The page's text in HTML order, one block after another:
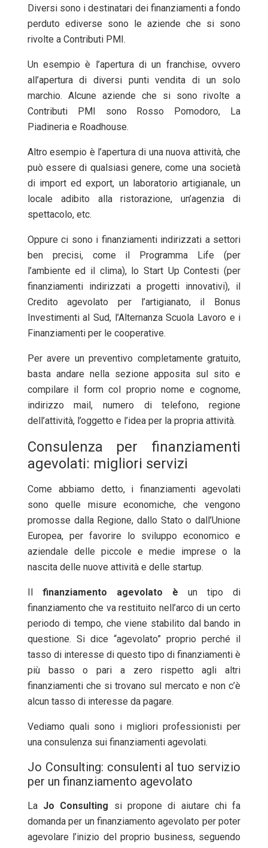
Diversi sono i destinatari dei finanziamenti a fondo
perduto ediverse sono le aziende che si sono
rivolte a Contributi PMI.
Un esempio è l’apertura di un franchise, ovvero
all’apertura di diversi punti vendita di un solo
marchio. Alcune aziende che si sono rivolte a
Contributi PMI sono Rosso Pomodoro, La
Piadineria e Roadhouse.
Altro esempio è l’apertura di una nuova attività, che
può essere di qualsiasi genere, come una società
di import ed export, un laboratorio artigianale, un
locale adibito alla ristorazione, un’agenzia di
spettacolo, etc.
Oppure ci sono i finanziamenti indirizzati a settori
ben precisi, come il Programma Life (per
l’ambiente ed il clima), lo Start Up Contesti (per
finanziamenti indirizzati a progetti innovativi), il
Credito agevolato per l’artigianato, il Bonus
Investimenti al Sud, l’Alternanza Scuola Lavoro e i
Finanziamenti per le cooperative.
Per avere un preventivo completamente gratuito,
basta andare nella sezione apposita sul sito e
compilare il form col proprio nome e cognome,
indirizzo mail, numero di telefono, regione
dell’attività, l’oggetto e l’idea per la propria attività.
Consulenza per finanziamenti
agevolati: migliori servizi
Come abbiamo detto, i finanziamenti agevolati
sono quelle misure economiche, che vengono
promosse dalla Regione, dallo Stato o dall’Unione
Europea, per favorire lo sviluppo economico e
aziendale delle piccole e medie imprese o la
nascita delle nuove attività e delle startup.
finanziamento agevolato èun tipo di
finanziamento che va restituito nell’arco di un certo
periodo di tempo, che viene stabilito dal bando in
questione. Si dice “agevolato” proprio perché il
tasso di interesse di questo tipo di finanziamenti è
più basso o pari a zero rispetto agli altri
finanziamenti che si trovano sul mercato e non c’è
alcun tasso di interesse da pagare.
Vediamo quali sono i migliori professionisti per
una consulenza sui finanziamenti agevolati.
Jo Consulting: consulenti al tuo servizio
per un finanziamento agevolato
La Jo Consulting si propone di aiutare chi fa
domanda per un finanziamento agevolato per poter
agevolare l’inizio del proprio business, seguendo